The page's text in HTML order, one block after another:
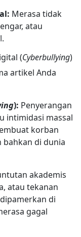
Merasa tidak
atau
(Cyberbullying)
artikel Anda
): Penyerangan
intimidasi massal
korban
bahkan di dunia
akademis
atau tekanan
di
gagal